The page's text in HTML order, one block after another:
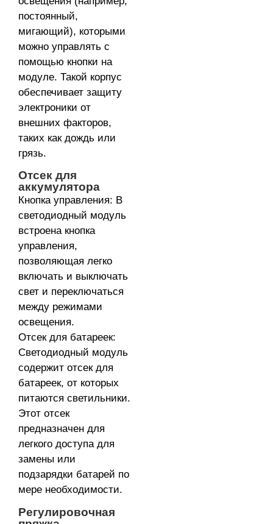
постоянный,
мигающий), которыми
можно управлять с
помощью кнопки на
модуле. Такой корпус
обеспечивает защиту
электроники от
внешних факторов,
таких как дождь или
грязь.
Отсек для
аккумулятора
Кнопка управления: В
светодиодный модуль
встроена кнопка
управления,
позволяющая легко
включать и выключать
свет и переключаться
между режимами
освещения.
Отсек для батареек:
Светодиодный модуль
содержит отсек для
батареек, от которых
питаются светильники.
Этот отсек
предназначен для
легкого доступа для
замены или
подзарядки батарей по
мере необходимости.
Регулировочная